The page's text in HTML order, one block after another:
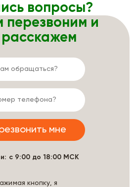
вопросы?
перезвоним и
расскажем
с 9:00 до 18:00 МСК
кнопку, я